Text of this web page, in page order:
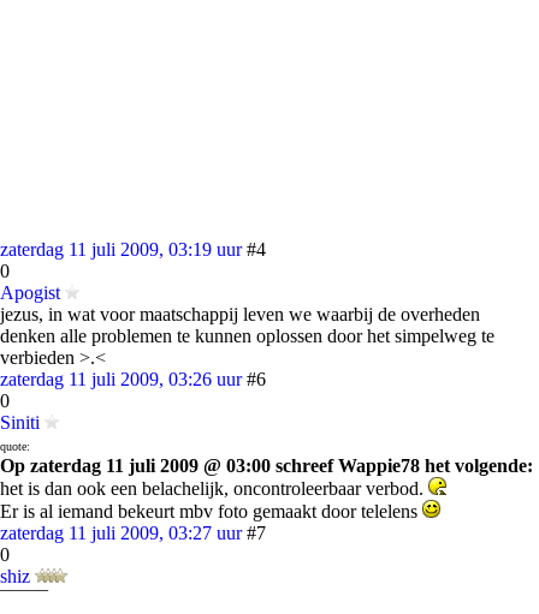
zaterdag 11 juli 2009, 03:19 uur #4
0
Apogist
jezus, in wat voor maatschappij leven we waarbij de overheden
denken alle problemen te kunnen oplossen door het simpelweg te
verbieden >.<
zaterdag 11 juli 2009, 03:26 uur #6
0
Siniti
quote:
Op zaterdag 11 juli 2009 @ 03:00 schreef Wappie78 het volgende:
het is dan ook een belachelijk, oncontroleerbaar verbod.
Er is al iemand bekeurt mbv foto gemaakt door telelens
zaterdag 11 juli 2009, 03:27 uur #7
0
shiz
¯¯¯¯¯